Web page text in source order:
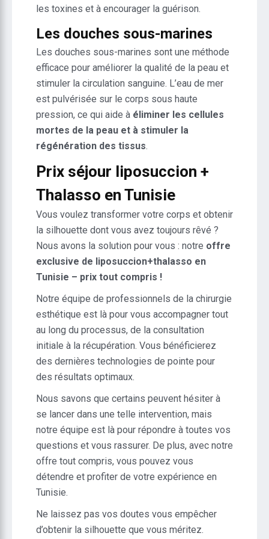
les toxines et à encourager la guérison.
Les douches sous-marines
Les douches sous-marines sont une méthode
efficace pour améliorer la qualité de la peau et
stimuler la circulation sanguine. L’eau de mer
est pulvérisée sur le corps sous haute
pression, ce qui aide à éliminer les cellules
mortes de la peau et à stimuler la
régénération des tissus.
Prix séjour liposuccion +
Thalasso en Tunisie
Vous voulez transformer votre corps et obtenir
la silhouette dont vous avez toujours rêvé ?
Nous avons la solution pour vous : notre offre
exclusive de liposuccion+thalasso en
Tunisie – prix tout compris !
Notre équipe de professionnels de la chirurgie
esthétique est là pour vous accompagner tout
au long du processus, de la consultation
initiale à la récupération. Vous bénéficierez
des dernières technologies de pointe pour
des résultats optimaux.
Nous savons que certains peuvent hésiter à
se lancer dans une telle intervention, mais
notre équipe est là pour répondre à toutes vos
questions et vous rassurer. De plus, avec notre
offre tout compris, vous pouvez vous
détendre et profiter de votre expérience en
Tunisie.
Ne laissez pas vos doutes vous empêcher
d’obtenir la silhouette que vous méritez.